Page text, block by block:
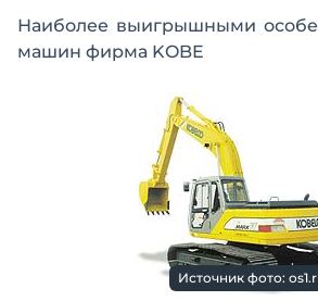
Наиболее выигрышными
машин фирма KOBE
Источник фото: